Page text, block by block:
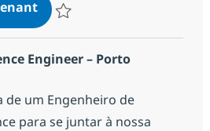
Architect Microsoft
Engineer – Porto
de um Engenheiro de
para se juntar à nossa